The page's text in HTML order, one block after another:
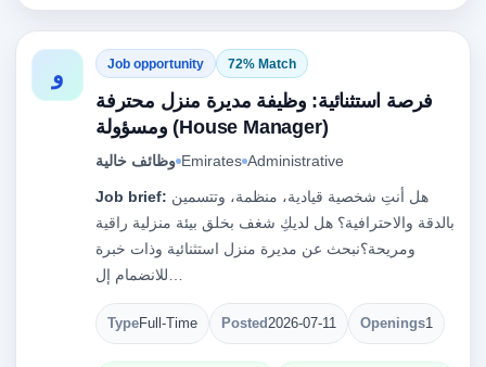
و Job opportunity 72% Match
فرصة استثنائية: وظيفة مديرة منزل محترفة
ومسؤولة (House Manager)
وظائف خالية Emirates Administrative
Job brief:
بالدقة والاحترافية؟ هل لديكِ شغف بخلق بيئة منزلية راقية
ومريحة؟نبحث عن مديرة منزل استثنائية وذات خبرة
TypeFull-Time Posted2026-07-11 Openings1